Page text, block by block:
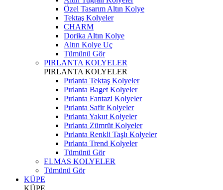
Özel Tasarım Altın Kolye
Tektaş Kolyeler
CHARM
Dorika Altın Kolye
Altın Kolye Uç
Tümünü Gör
PIRLANTA KOLYELER
PIRLANTA KOLYELER
Pırlanta Tektaş Kolyeler
Pırlanta Baget Kolyeler
Pırlanta Fantazi Kolyeler
Pırlanta Safir Kolyeler
Pırlanta Yakut Kolyeler
Pırlanta Zümrüt Kolyeler
Pırlanta Renkli Taşlı Kolyeler
Pırlanta Trend Kolyeler
Tümünü Gör
ELMAS KOLYELER
Tümünü Gör
KÜPE
KÜPE